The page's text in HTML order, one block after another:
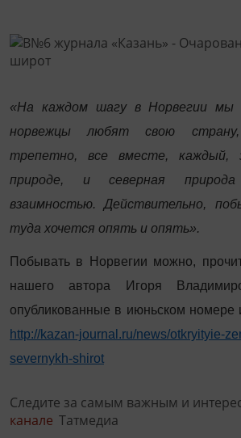
«На каждом шагу в Норвегии мы
норвежцы любят свою
трепетно, все вместе, каждый,
природе, и северная
взаимностью. Действительно,
туда хочется опять и опять».
Побывать в Норвегии можно,
нашего автора Игоря
опубликованные в июньском номере
http://kazan-journal.ru/news/otkryityie-
severnykh-shirot
Следите за самым важным и
канале Татмедиа